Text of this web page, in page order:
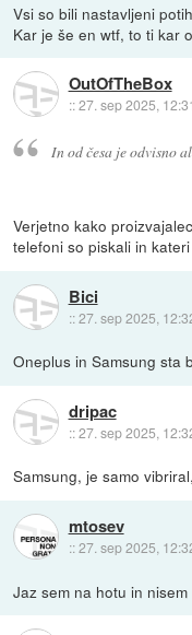
Vsi so bili nastavljeni
Kar je še en wtf, to ti kar
OutOfTheBox
::27. sep 2025,
In od česa je odvisno
Verjetno kako
telefoni so piskali in
Bici
::27. sep 2025,
Oneplus in Samsung sta
dripac
::27. sep 2025,
Samsung, je samo
mtosev
::27. sep 2025,
Jaz sem na hotu in